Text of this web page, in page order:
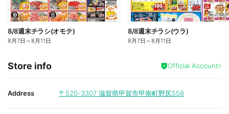
8/8週末チラシ(オモテ)
8月7日 ～8月11日
8/8週末チラシ(ウラ)
8月7日 ～8月11日
Store info Official Account
Address 〒520-3307 滋賀県甲賀市甲南町野尻558